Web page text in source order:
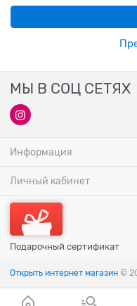
МЫ В СОЦ СЕТЯХ
Информация
Личный кабинет
Подарочный сертификат
Открыть интернет магазин ©